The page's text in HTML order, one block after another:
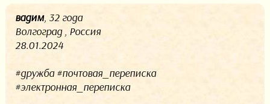
вадим, 32 года
Волгоград , Россия
28.01.2024
#дружба #почтовая_переписка
#электронная_переписка